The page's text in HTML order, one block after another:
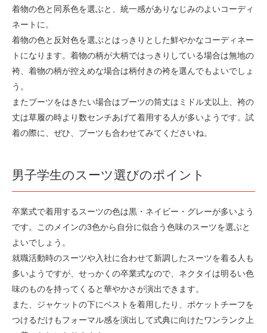
着物の色と同系色を選ぶと、統一感がありなじみのよいコーディ
ネートに。
着物の色と反対色を選ぶとはっきりとした鮮やかなコーディネー
トになります。着物の柄が大柄ではっきりしている場合は無地の
袴、着物の柄が控えめな場合は柄付きの袴を選んでもよいでしょ
う。
またブーツをはきたい場合はブーツの筒丈はミドル丈以上、袴の
丈は草履の時より数センチあげて着用する人が多いようです。試
着の際に、ぜひ、ブーツも合わせてみてくださいね。
男子学生のスーツ選びのポイント
卒業式で着用するスーツの色は黒・ネイビー・グレーが多いよう
です。このメインの3色から自分に似合う色味のスーツを選ぶと
よいでしょう。
就職活動時のスーツや入社に合わせて新調したスーツを着る人も
多いようですが、せっかくの卒業式なので、ネクタイは明るい色
味のものを持ってくると華やかさが演出できます。
また、ジャケットの下にベストを着用したり、ポケットチーフを
つけるだけもフォーマル感を演出して式典に向けたワンランク上